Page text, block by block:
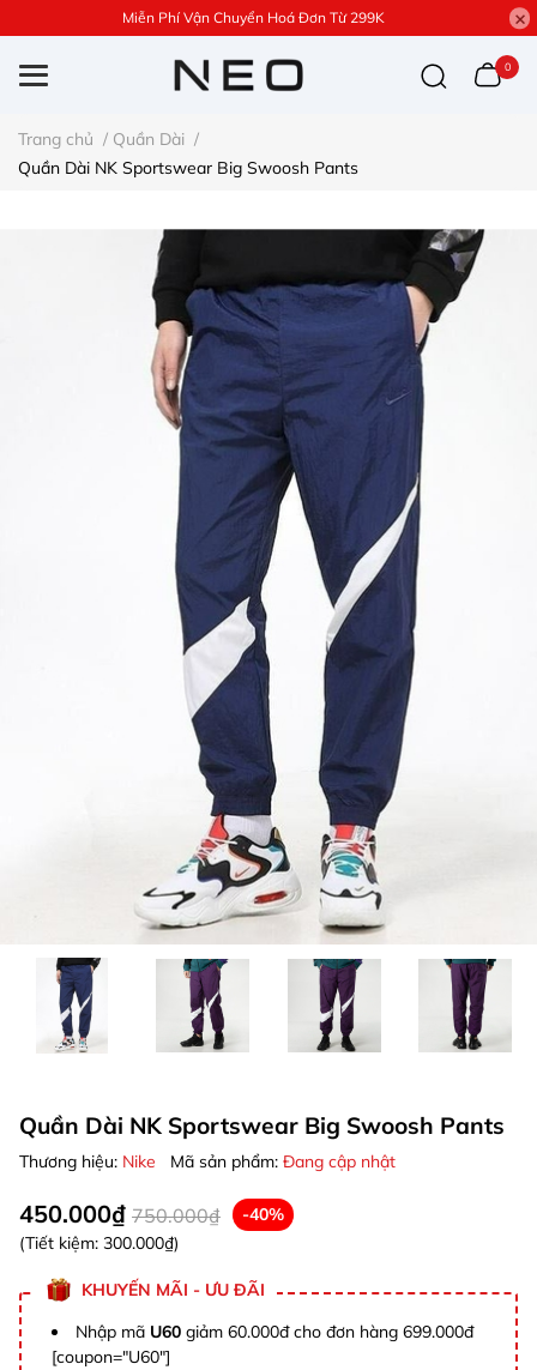
Miễn Phí Vận Chuyển Hoá Đơn Từ 299K
0
Trang chủ / Quần Dài /
Quần Dài NK Sportswear Big Swoosh Pants
Quần Dài NK Sportswear Big Swoosh Pants
Thương hiệu: Nike Mã sản phẩm: Đang cập nhật
450.000₫ 750.000₫
-40%
(Tiết kiệm: 300.000₫)
KHUYẾN MÃI - ƯU ĐÃI
Nhập mã U60 giảm 60.000đ cho đơn hàng 699.000đ
[coupon="U60"]